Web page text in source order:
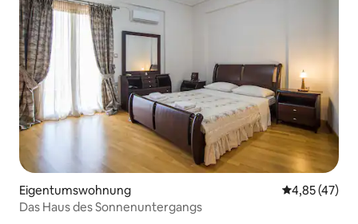
Eigentumswohnung
4,85 (47)
Das Haus des Sonnenuntergangs